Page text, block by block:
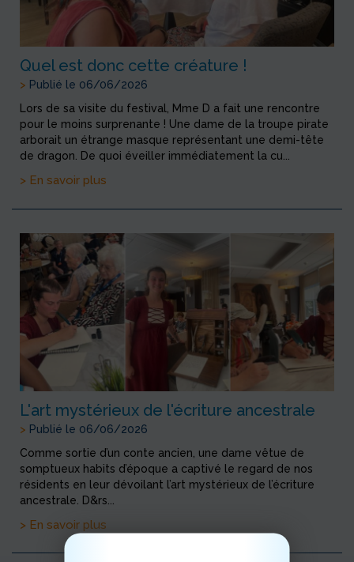
Quel est donc cette créature !
> Publié le 06/06/2026
Lors de sa visite du festival, Mme D a fait une rencontre
pour le moins surprenante ! Une dame de la troupe pirate
arborait un étrange masque représentant une demi-tête
de dragon. De quoi éveiller immédiatement la cu...
> En savoir plus
L'art mystérieux de l'écriture ancestrale
> Publié le 06/06/2026
Comme sortie d’un conte ancien, une dame vêtue de
somptueux habits d’époque a captivé le regard de nos
résidents en leur dévoilant l’art mystérieux de l’écriture
ancestrale. D&rs...
> En savoir plus